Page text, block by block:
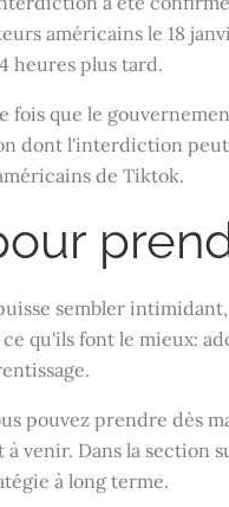
américains le 18
heures plus tard.
fois que le
dont l'interdiction
de Tiktok.
sembler
qu'ils font le mieux:
pouvez prendre dès
venir. Dans la section
à long terme.